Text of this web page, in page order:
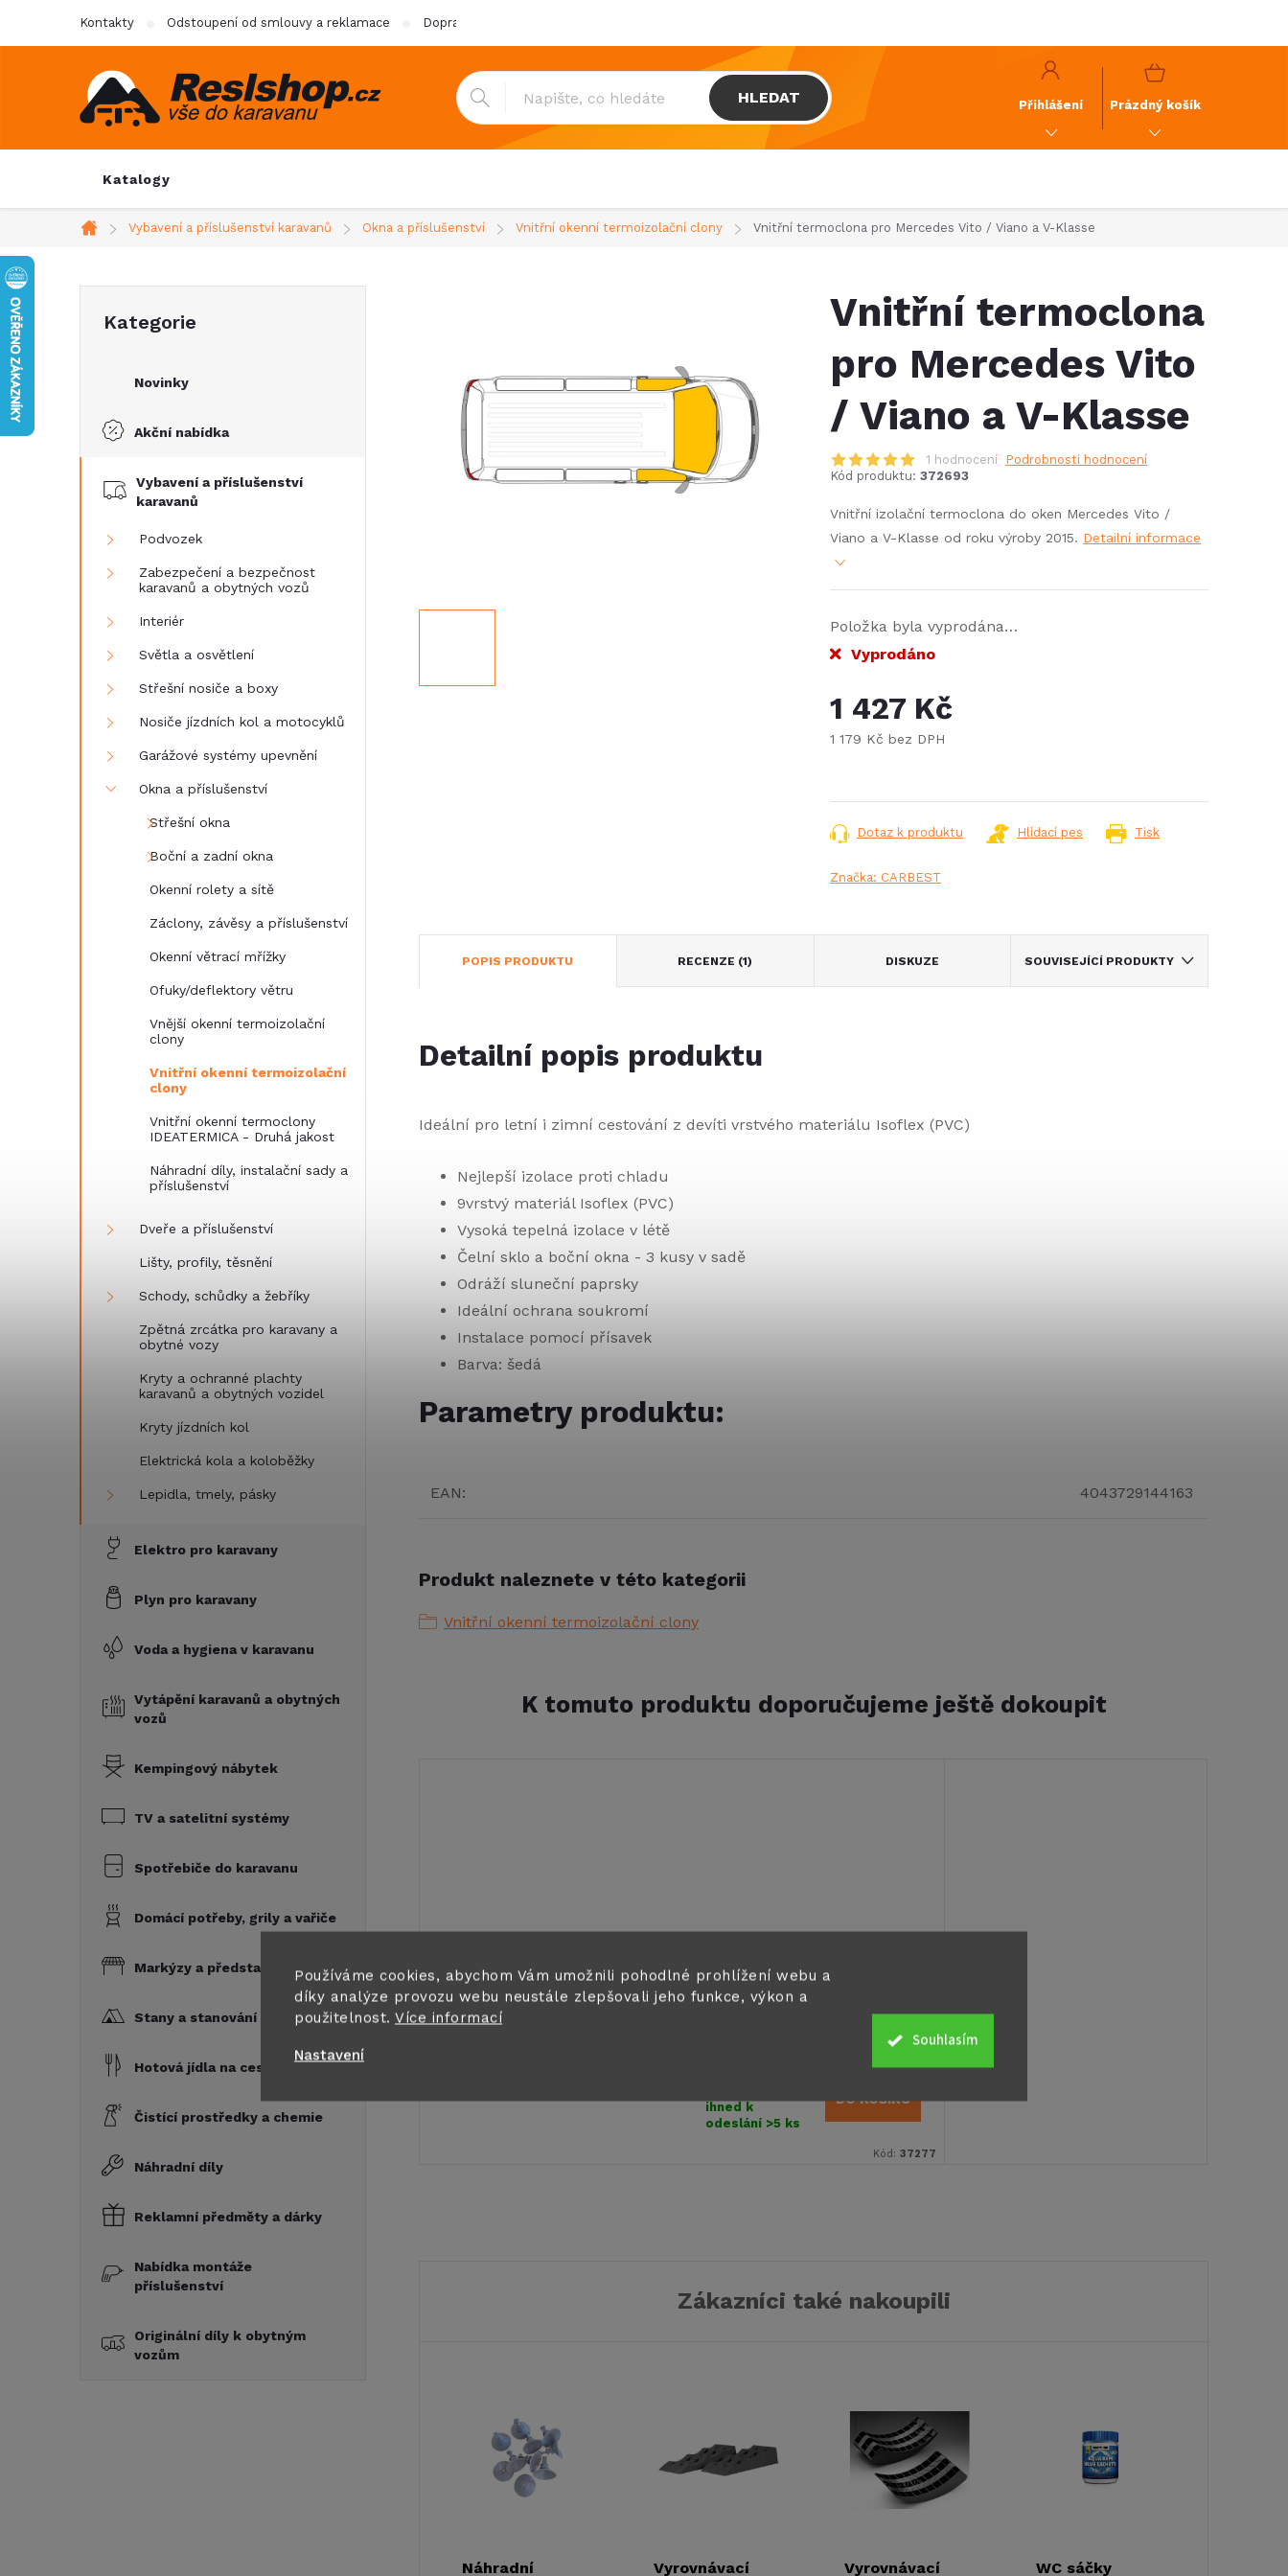
Používáme cookies, abychom Vám umožnili pohodlné prohlížení webu a
díky analýze provozu webu neustále zlepšovali jeho funkce, výkon a
použitelnost. Více informací
Nastavení
Souhlasím
Kontakty Odstoupení od smlouvy a reklamace Doprava & platba
HLEDAT Přihlášení
NÁKUPNÍ
Prázdný košík
Katalogy
Domů
Vybavení a příslušenství karavanů Okna a příslušenství Vnitřní okenní termoizolační clony Vnitřní termoclona pro Mercedes Vito / Viano a V-Klasse
t
kategorie
Kategorie
Novinky
Akční nabídka
Vybavení a příslušenství
karavanů
Podvozek
Zabezpečení a bezpečnost
karavanů a obytných vozů
Interiér
Světla a osvětlení
Střešní nosiče a boxy
Nosiče jízdních kol a motocyklů
Garážové systémy upevnění
Okna a příslušenství
Střešní okna
Boční a zadní okna
Okenní rolety a sítě
Záclony, závěsy a příslušenství
Okenní větrací mřížky
Ofuky/deflektory větru
Vnější okenní termoizolační
clony
Vnitřní okenní termoizolační
clony
Vnitřní okenní termoclony
IDEATERMICA - Druhá jakost
Náhradní díly, instalační sady a
příslušenství
Dveře a příslušenství
Lišty, profily, těsnění
Schody, schůdky a žebříky
Zpětná zrcátka pro karavany a
obytné vozy
Kryty a ochranné plachty
karavanů a obytných vozidel
Kryty jízdních kol
Elektrická kola a koloběžky
Lepidla, tmely, pásky
Elektro pro karavany
Plyn pro karavany
Voda a hygiena v karavanu
Vytápění karavanů a obytných
vozů
Kempingový nábytek
TV a satelitní systémy
Spotřebiče do karavanu
Domácí potřeby, grily a vařiče
Markýzy a předstany
Stany a stanování
Hotová jídla na cesty
Čistící prostředky a chemie
Náhradní díly
Reklamní předměty a dárky
Nabídka montáže
příslušenství
Originální díly k obytným
vozům
Vnitřní termoclona
pro Mercedes Vito
/ Viano a V-Klasse
1 hodnocení
Podrobnosti hodnocení
Kód produktu: 372693
Vnitřní izolační termoclona do oken Mercedes Vito /
Viano a V-Klasse od roku výroby 2015. Detailní informace
Položka byla vyprodána…
Vyprodáno
1 427 Kč
1 179 Kč bez DPH
Tisk
Dotaz k produktu Hlídací pes
Značka: CARBEST
POPIS PRODUKTU RECENZE (1) DISKUZE SOUVISEJÍCÍ PRODUKTY
Detailní popis produktu
Ideální pro letní i zimní cestování z devíti vrstvého materiálu Isoflex (PVC)
Nejlepší izolace proti chladu
9vrstvý materiál Isoflex (PVC)
Vysoká tepelná izolace v létě
Čelní sklo a boční okna - 3 kusy v sadě
Odráží sluneční paprsky
Ideální ochrana soukromí
Instalace pomocí přísavek
Barva: šedá
Parametry produktu:
EAN: 4043729144163
Produkt naleznete v této kategorii
Vnitřní okenní termoizolační clony
K tomuto produktu doporučujeme ještě dokoupit
Náhradní přísavky Carbest
pro vnitřní termoclony - 10
ihned k
odeslání >5 ks
DO KOŠÍKU
Kód: 37277
Zákazníci také nakoupili
Náhradní
Vyrovnávací
Vyrovnávací
WC sáčky